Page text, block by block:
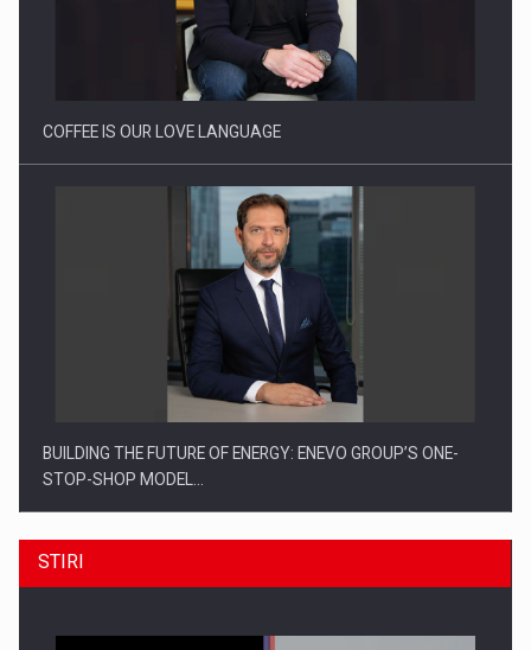
Webinar - Business Evolution-RETHINK STRATEGY-Finantare
Investitii Digitalizare
COFFEE IS OUR LOVE LANGUAGE
BUILDING THE FUTURE OF ENERGY: ENEVO GROUP’S ONE-
STOP-SHOP MODEL…
STIRI